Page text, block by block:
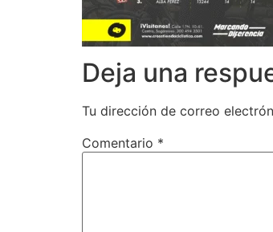
Deja una
Tu dirección de correo
Comentario *